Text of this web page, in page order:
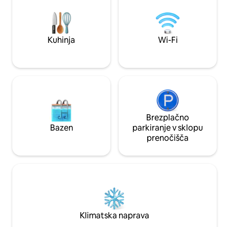
Kuhinja Wi-Fi
Bazen
Brezplačno
parkiranje v sklopu
prenočišča
Klimatska naprava